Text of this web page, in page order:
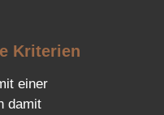
Kriterien
einer
damit